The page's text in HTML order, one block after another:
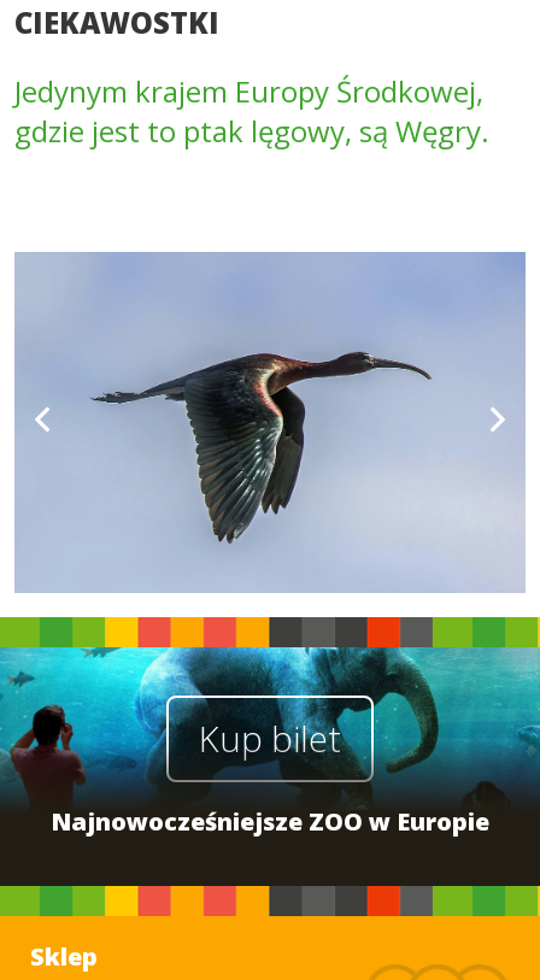
CIEKAWOSTKI
Jedynym krajem Europy Środkowej,
gdzie jest to ptak lęgowy, są Węgry.
Najnowocześniejsze ZOO w Europie
Kup bilet
Sklep